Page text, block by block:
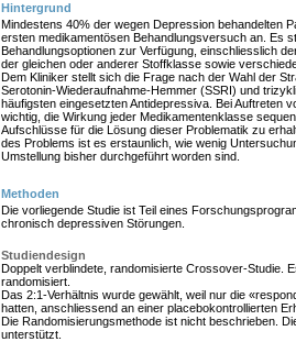
Hintergrund
Mindestens 40% der wegen Depression behandelten
ersten medikamentösen Behandlungsversuch an. Es
Behandlungsoptionen zur Verfügung, einschliesslich
der gleichen oder anderer Stoffklasse sowie
Dem Kliniker stellt sich die Frage nach der Wahl der
Serotonin-Wiederaufnahme-Hemmer (SSRI) und
häufigsten eingesetzten Antidepressiva. Bei Auftreten
wichtig, die Wirkung jeder Medikamentenklasse
Aufschlüsse für die Lösung dieser Problematik zu
des Problems ist es erstaunlich, wie wenig
Umstellung bisher durchgeführt worden sind.
Methoden
Die vorliegende Studie ist Teil eines
chronisch depressiven Störungen.
Studiendesign
Doppelt verblindete, randomisierte Crossover-Studie.
randomisiert.
Das 2:1-Verhältnis wurde gewählt, weil nur die
hatten, anschliessend an einer placebokontrollierten
Die Randomisierungsmethode ist nicht beschrieben.
unterstützt.